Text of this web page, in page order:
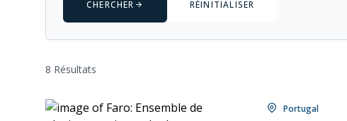
CHERCHER RÉINITIALISER
8 Résultats
Location:
Portugal